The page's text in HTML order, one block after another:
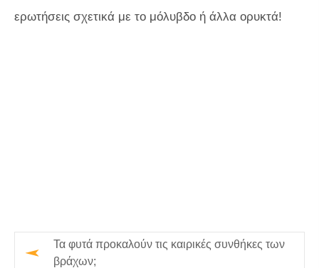
ερωτήσεις σχετικά με το μόλυβδο ή άλλα ορυκτά!
Τα φυτά προκαλούν τις καιρικές συνθήκες των
βράχων;